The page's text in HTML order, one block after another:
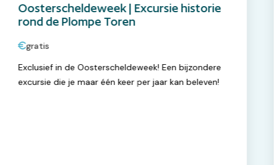
Oosterscheldeweek | Excursie historie
rond de Plompe Toren
gratis
Exclusief in de Oosterscheldeweek! Een bijzondere
excursie die je maar één keer per jaar kan beleven!